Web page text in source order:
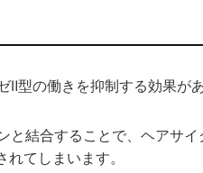
型の働きを抑制する効果があ
結合することで、ヘアサ
てしまいます。